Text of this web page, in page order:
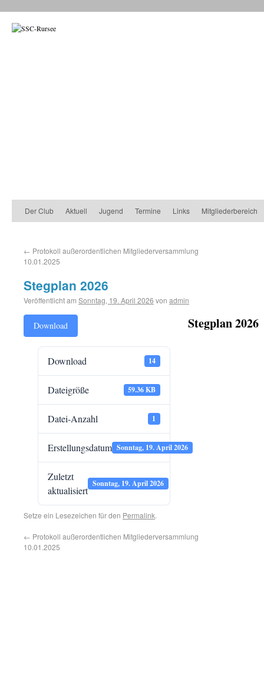
Der Club Aktuell Jugend Termine Links Mitgliederbereich
← Protokoll außerordentlichen Mitgliederversammlung
10.01.2025
Stegplan 2026
Veröffentlicht am Sonntag, 19. April 2026 von admin
Download
Download 14
Dateigröße 59.36 KB
Datei-Anzahl 1
Erstellungsdatum Sonntag, 19. April 2026
Zuletzt
aktualisiert
Sonntag, 19. April 2026
Stegplan 2026
Setze ein Lesezeichen für den Permalink.
← Protokoll außerordentlichen Mitgliederversammlung
10.01.2025